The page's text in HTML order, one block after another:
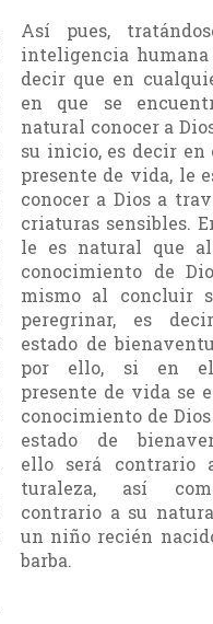
Así pues,
inteligencia
decir que en
en que se
natural conocer a
su inicio, es decir en
presente de vida, le
conocer a Dios a
criaturas sensibles.
le es natural que
conocimiento de
mismo al concluir
peregrinar, es
estado de
por ello, si en el
presente de vida se
conoci­miento de
estado de
ello será contrario
turaleza, así
contrario a su
un niño recién
barba.